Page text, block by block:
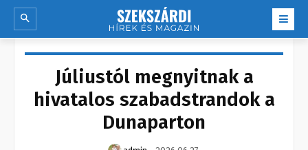
Júliustól megnyitnak a
hivatalos szabadstrandok a
Dunaparton